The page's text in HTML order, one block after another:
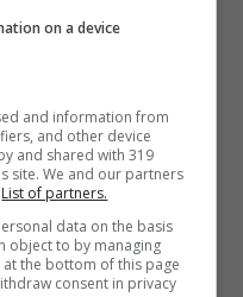
on a device
and information from
and other device
and shared with 319
site. We and our partners
List of partners.
data on the basis
object to by managing
the bottom of this page
consent in privacy